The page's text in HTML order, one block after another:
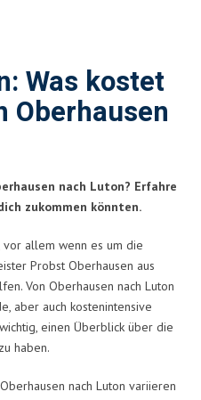
Was kostet
Oberhausen
nach Luton? Erfahre
zukommen könnten.
allem wenn es um die
Probst Oberhausen aus
Von Oberhausen nach Luton
aber auch kostenintensive
einen Überblick über die
zu haben.
nach Luton variieren